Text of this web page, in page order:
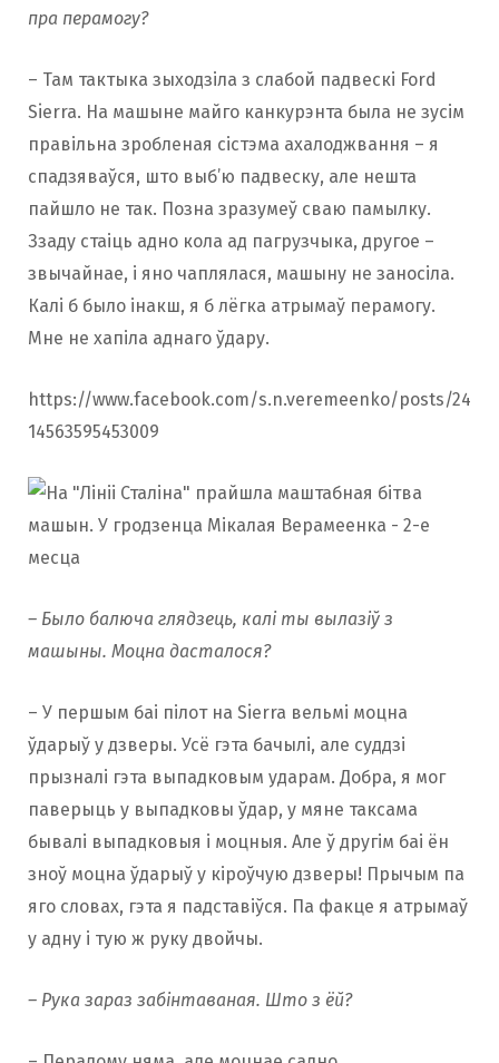
пра перамогу?
– Там тактыка зыходзіла з слабой падвескі Ford
Sierra. На машыне майго канкурэнта была не зусім
правільна зробленая сістэма ахалоджвання – я
спадзяваўся, што выб’ю падвеску, але нешта
пайшло не так. Позна зразумеў сваю памылку.
Ззаду стаіць адно кола ад пагрузчыка, другое –
звычайнае, і яно чаплялася, машыну не заносіла.
Калі б было інакш, я б лёгка атрымаў перамогу.
Мне не хапіла аднаго ўдару.
https://www.facebook.com/s.n.veremeenko/posts/24
14563595453009
– Было балюча глядзець, калі ты вылазіў з
машыны. Моцна дасталося?
– У першым баі пілот на Sierra вельмі моцна
ўдарыў у дзверы. Усё гэта бачылі, але суддзі
прызналі гэта выпадковым ударам. Добра, я мог
паверыць у выпадковы ўдар, у мяне таксама
бывалі выпадковыя і моцныя. Але ў другім баі ён
зноў моцна ўдарыў у кіроўчую дзверы! Прычым па
яго словах, гэта я падставіўся. Па факце я атрымаў
у адну і тую ж руку двойчы.
– Рука зараз забінтаваная. Што з ёй?